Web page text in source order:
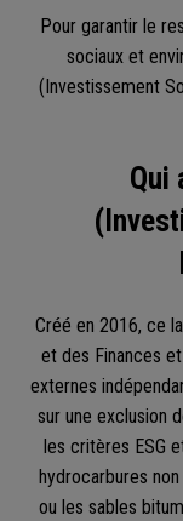
Pour garantir le
sociaux et
(Investissement
Qui
Créé en 2016, ce
et des Finances
externes
sur une exclusion
les critères ESG
hydrocarbures
ou les sables